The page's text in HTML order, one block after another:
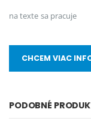
na texte sa pracuje
CHCEM VIAC
PODOBNÉ